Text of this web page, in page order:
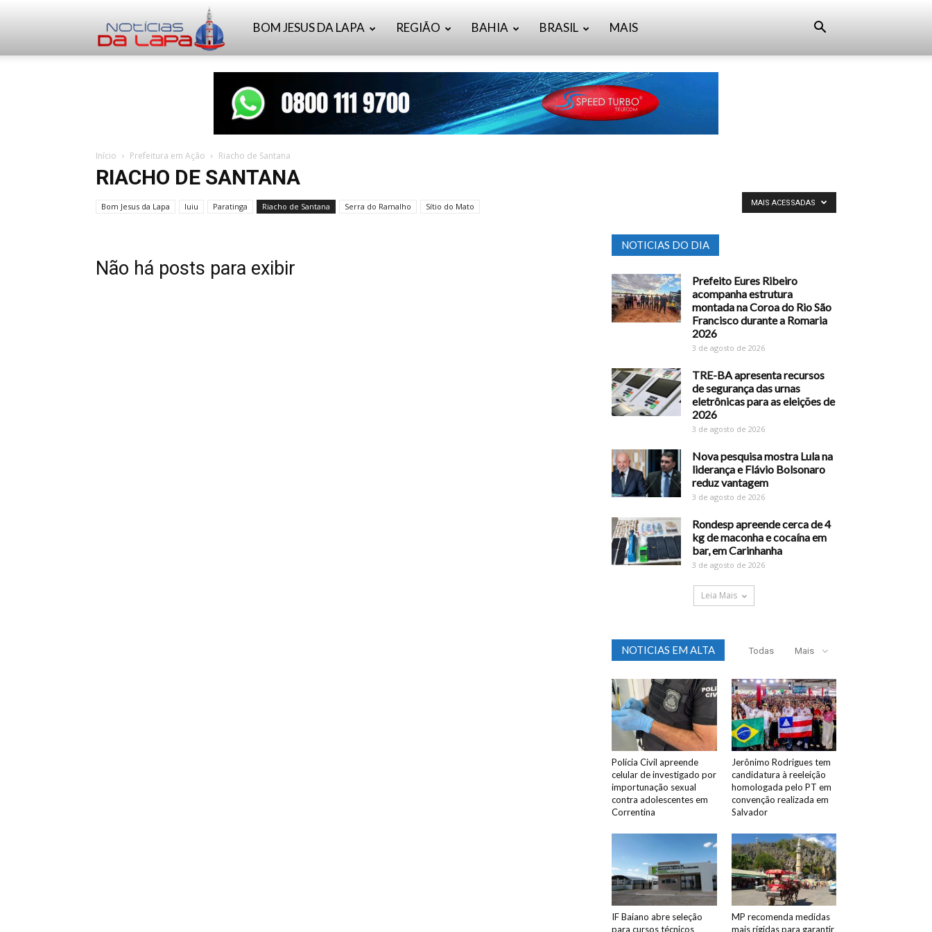
Notícias
Lapa
BOM JESUS DA LAPA REGIÃO BAHIA BRASIL MAIS
Início Prefeitura em Ação Riacho de Santana
RIACHO DE SANTANA
Bom Jesus da Lapa Iuiu Paratinga Riacho de Santana Serra do Ramalho Sítio do Mato MAIS ACESSADAS
Não há posts para exibir
NOTICIAS DO DIA
Prefeito Eures Ribeiro
acompanha estrutura
montada na Coroa do Rio São
Francisco durante a Romaria
2026
3 de agosto de 2026
TRE-BA apresenta recursos
de segurança das urnas
eletrônicas para as eleições de
2026
3 de agosto de 2026
Nova pesquisa mostra Lula na
liderança e Flávio Bolsonaro
reduz vantagem
3 de agosto de 2026
Rondesp apreende cerca de 4
kg de maconha e cocaína em
bar, em Carinhanha
3 de agosto de 2026
Leia Mais
NOTICIAS EM ALTA Todas Mais
Polícia Civil apreende
celular de investigado por
importunação sexual
contra adolescentes em
Correntina
Jerônimo Rodrigues tem
candidatura à reeleição
homologada pelo PT em
convenção realizada em
Salvador
IF Baiano abre seleção
para cursos técnicos
MP recomenda medidas
mais rígidas para garantir